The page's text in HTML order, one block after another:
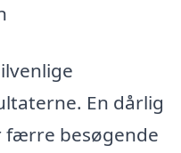
En dårlig
færre besøgende